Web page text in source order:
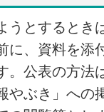
うとするとき
に、資料を添
。公表の方法
やぶき」への